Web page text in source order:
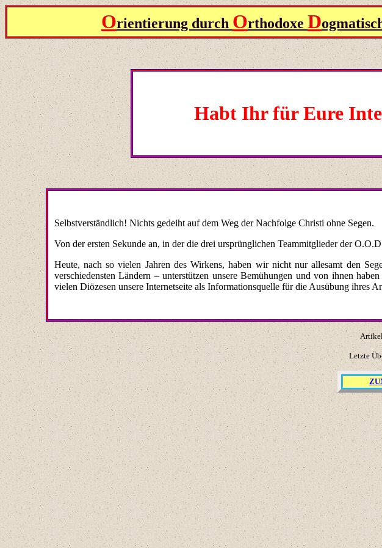
Orientierung durch Orthodoxe D
Habt Ihr für Eure
Selbstverständlich! Nichts gedeiht auf dem Weg der Nachfolge Christi ohne Segen.
Von der ersten Sekunde an, in der die drei ursprünglichen Teammitglieder der
Heute, nach so vielen Jahren des Wirkens, haben wir nicht nur allesamt den
verschiedensten Ländern – unterstützen unsere Bemühungen und von ihnen
vielen Diözesen unsere Internetseite als Informationsquelle für die Ausübung ihres
Letzte